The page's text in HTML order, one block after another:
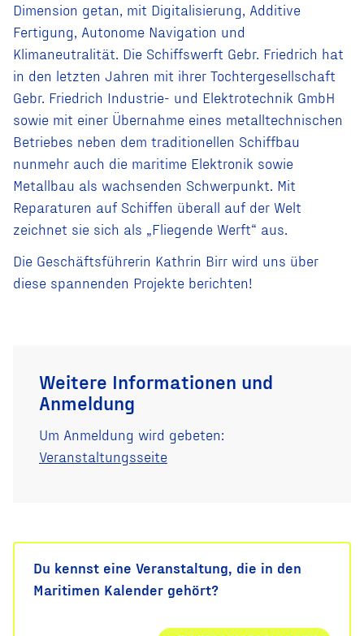
Dimension getan, mit Digitalisierung, Additive
Fertigung, Autonome Navigation und
Klimaneutralität. Die Schiffswerft Gebr. Friedrich hat
in den letzten Jahren mit ihrer Tochtergesellschaft
Gebr. Friedrich Industrie- und Elektrotechnik GmbH
sowie mit einer Übernahme eines metalltechnischen
Betriebes neben dem traditionellen Schiffbau
nunmehr auch die maritime Elektronik sowie
Metallbau als wachsenden Schwerpunkt. Mit
Reparaturen auf Schiffen überall auf der Welt
zeichnet sie sich als „Fliegende Werft“ aus.
Die Geschäftsführerin Kathrin Birr wird uns über
diese spannenden Projekte berichten!
Weitere Informationen und
Anmeldung
Um Anmeldung wird gebeten:
Veranstaltungsseite
Du kennst eine Veranstaltung, die in den
Maritimen Kalender gehört?